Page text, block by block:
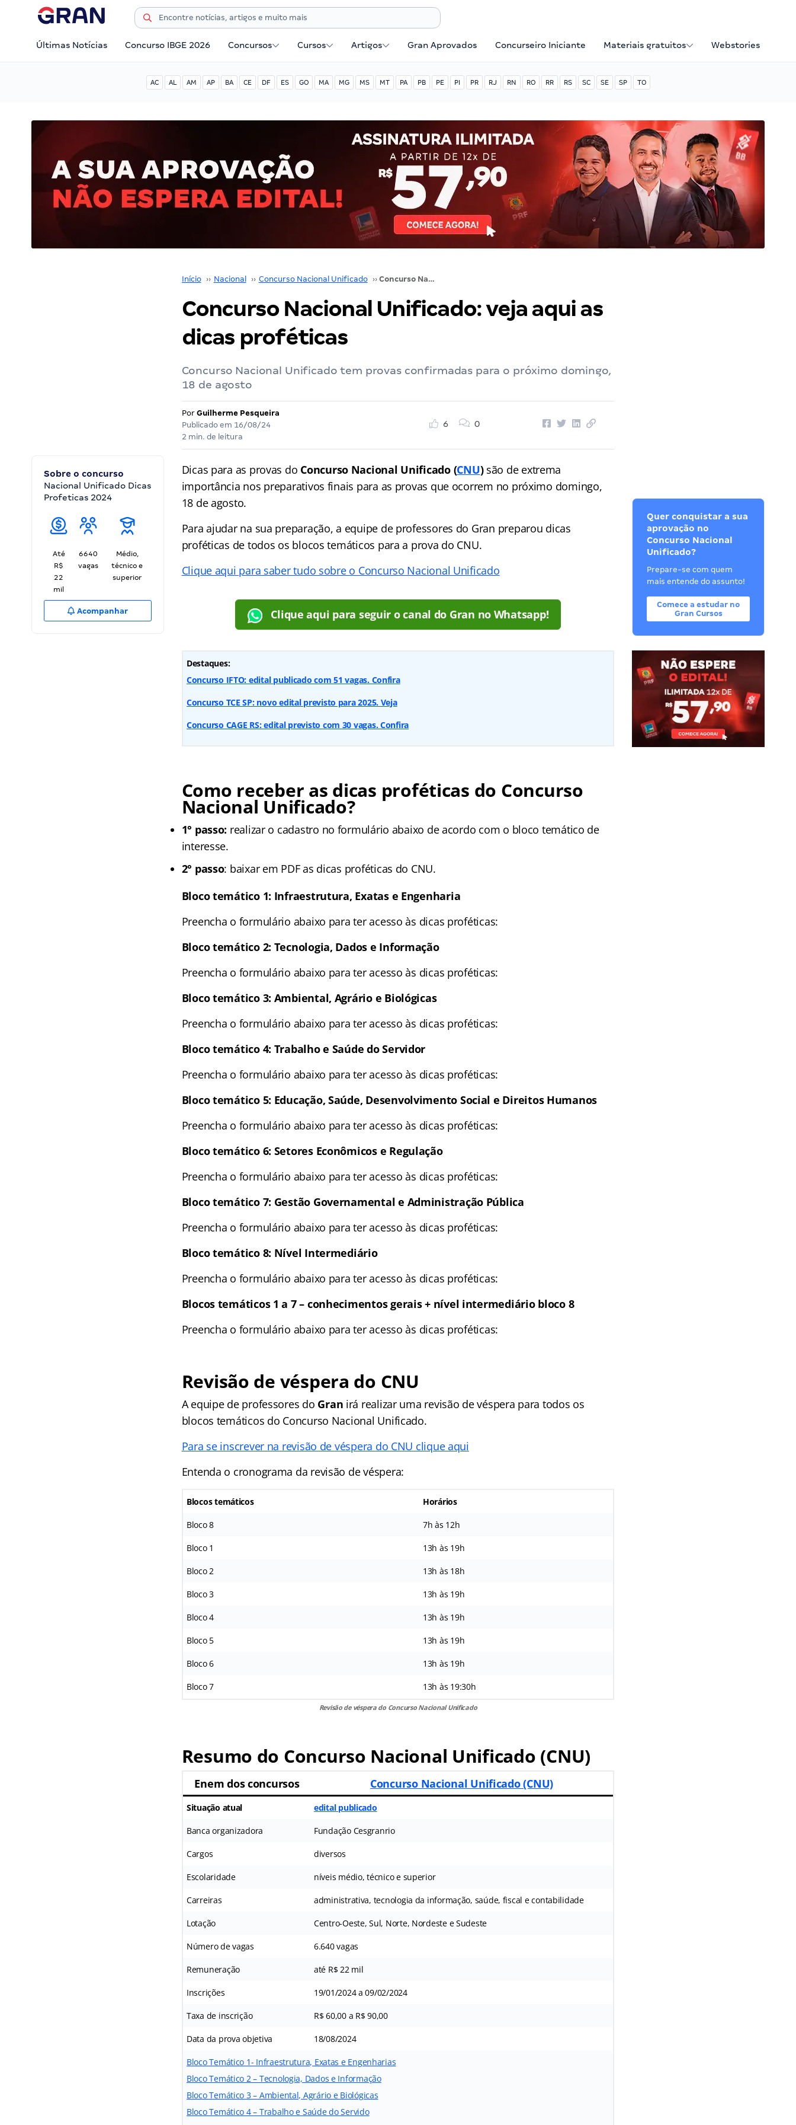
Últimas Notícias Concurso IBGE 2026 Concursos Cursos Artigos Gran Aprovados Concurseiro Iniciante Materiais gratuitos Webstories
AC AL AM AP BA CE DF ES GO MA MG MS MT PA PB PE PI PR RJ RN RO RR RS SC SE SP TO
Início ›› Nacional ›› Concurso Nacional Unificado ›› Concurso Nacional Unificado: veja aqui as dicas proféticas
Concurso Nacional Unificado: veja aqui as
dicas proféticas
Concurso Nacional Unificado tem provas confirmadas para o próximo domingo,
18 de agosto
Por Guilherme Pesqueira
Publicado em 16/08/24
2 min. de leitura
6 0
Sobre o concurso
Nacional Unificado Dicas
Profeticas 2024
Até
R$
22
mil
6640
vagas
Médio,
técnico e
superior
Acompanhar
Dicas para as provas do Concurso Nacional Unificado (CNU)são de extrema
importância nos preparativos finais para as provas que ocorrem no próximo domingo,
18 de agosto.
Para ajudar na sua preparação, a equipe de professores do Gran preparou dicas
proféticas de todos os blocos temáticos para a prova do CNU.
Clique aqui para saber tudo sobre o Concurso Nacional Unificado
Clique aqui para seguir o canal do Gran no Whatsapp!
Destaques:
Concurso IFTO: edital publicado com 51 vagas. Confira
Concurso TCE SP: novo edital previsto para 2025. Veja
Concurso CAGE RS: edital previsto com 30 vagas. Confira
Como receber as dicas proféticas do Concurso
Nacional Unificado?
1° passo: realizar o cadastro no formulário abaixo de acordo com o bloco temático de
interesse.
2° passo: baixar em PDF as dicas proféticas do CNU.
Bloco temático 1: Infraestrutura, Exatas e Engenharia
Preencha o formulário abaixo para ter acesso às dicas proféticas:
Bloco temático 2: Tecnologia, Dados e Informação
Preencha o formulário abaixo para ter acesso às dicas proféticas:
Bloco temático 3: Ambiental, Agrário e Biológicas
Preencha o formulário abaixo para ter acesso às dicas proféticas:
Bloco temático 4: Trabalho e Saúde do Servidor
Preencha o formulário abaixo para ter acesso às dicas proféticas:
Bloco temático 5: Educação, Saúde, Desenvolvimento Social e Direitos Humanos
Preencha o formulário abaixo para ter acesso às dicas proféticas:
Bloco temático 6: Setores Econômicos e Regulação
Preencha o formulário abaixo para ter acesso às dicas proféticas:
Bloco temático 7: Gestão Governamental e Administração Pública
Preencha o formulário abaixo para ter acesso às dicas proféticas:
Bloco temático 8: Nível Intermediário
Preencha o formulário abaixo para ter acesso às dicas proféticas:
Blocos temáticos 1 a 7 – conhecimentos gerais + nível intermediário bloco 8
Preencha o formulário abaixo para ter acesso às dicas proféticas:
Revisão de véspera do CNU
A equipe de professores do Gran irá realizar uma revisão de véspera para todos os
blocos temáticos do Concurso Nacional Unificado.
Para se inscrever na revisão de véspera do CNU clique aqui
Entenda o cronograma da revisão de véspera:
Blocos temáticos Horários
Bloco 8 7h às 12h
Bloco 1 13h às 19h
Bloco 2 13h às 18h
Bloco 3 13h às 19h
Bloco 4 13h às 19h
Bloco 5 13h às 19h
Bloco 6 13h às 19h
Bloco 7 13h às 19:30h
Revisão de véspera do Concurso Nacional Unificado
Resumo do Concurso Nacional Unificado (CNU)
Enem dos concursos Concurso Nacional Unificado (CNU)
Situação atual edital publicado
Banca organizadora Fundação Cesgranrio
Cargos diversos
Escolaridade níveis médio, técnico e superior
Carreiras administrativa, tecnologia da informação, saúde, fiscal e contabilidade
Lotação Centro-Oeste, Sul, Norte, Nordeste e Sudeste
Número de vagas 6.640 vagas
Remuneração até R$ 22 mil
Inscrições 19/01/2024 a 09/02/2024
Taxa de inscrição R$ 60,00 a R$ 90,00
Data da prova objetiva 18/08/2024
Bloco Temático 1- Infraestrutura, Exatas e Engenharias
Bloco Temático 2 – Tecnologia, Dados e Informação
Bloco Temático 3 – Ambiental, Agrário e Biológicas
Bloco Temático 4 – Trabalho e Saúde do Servido
Quer conquistar a sua
aprovação no
Concurso Nacional
Unificado?
Prepare-se com quem
mais entende do assunto!
Comece a estudar no
Gran Cursos